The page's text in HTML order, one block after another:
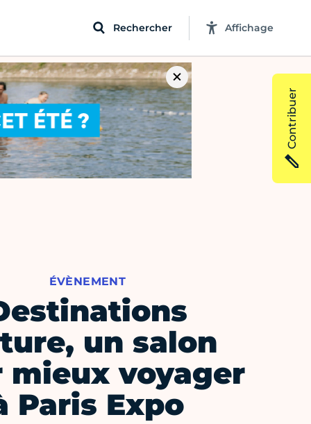
Rechercher Affichage
ÉVÈNEMENT
un salon
mieux voyager
Paris Expo
Contribuer